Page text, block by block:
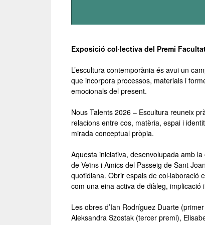
Exposició col·lectiva del Premi
L’escultura contemporània és avui un
que incorpora processos, materials i
emocionals del present.
Nous Talents 2026 – Escultura reuneix
relacions entre cos, matèria, espai i
mirada conceptual pròpia.
Aquesta iniciativa, desenvolupada amb la
de Veïns i Amics del Passeig de Sant
quotidiana. Obrir espais de
com una eina activa de diàleg, implicació
Les obres d’Ian Rodríguez Duarte
Aleksandra Szostak (tercer premi),